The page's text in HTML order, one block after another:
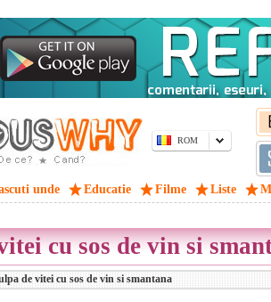
ROM
unde Educatie Filme Liste
cu sos de vin si
de vitei cu sos de vin si smantana